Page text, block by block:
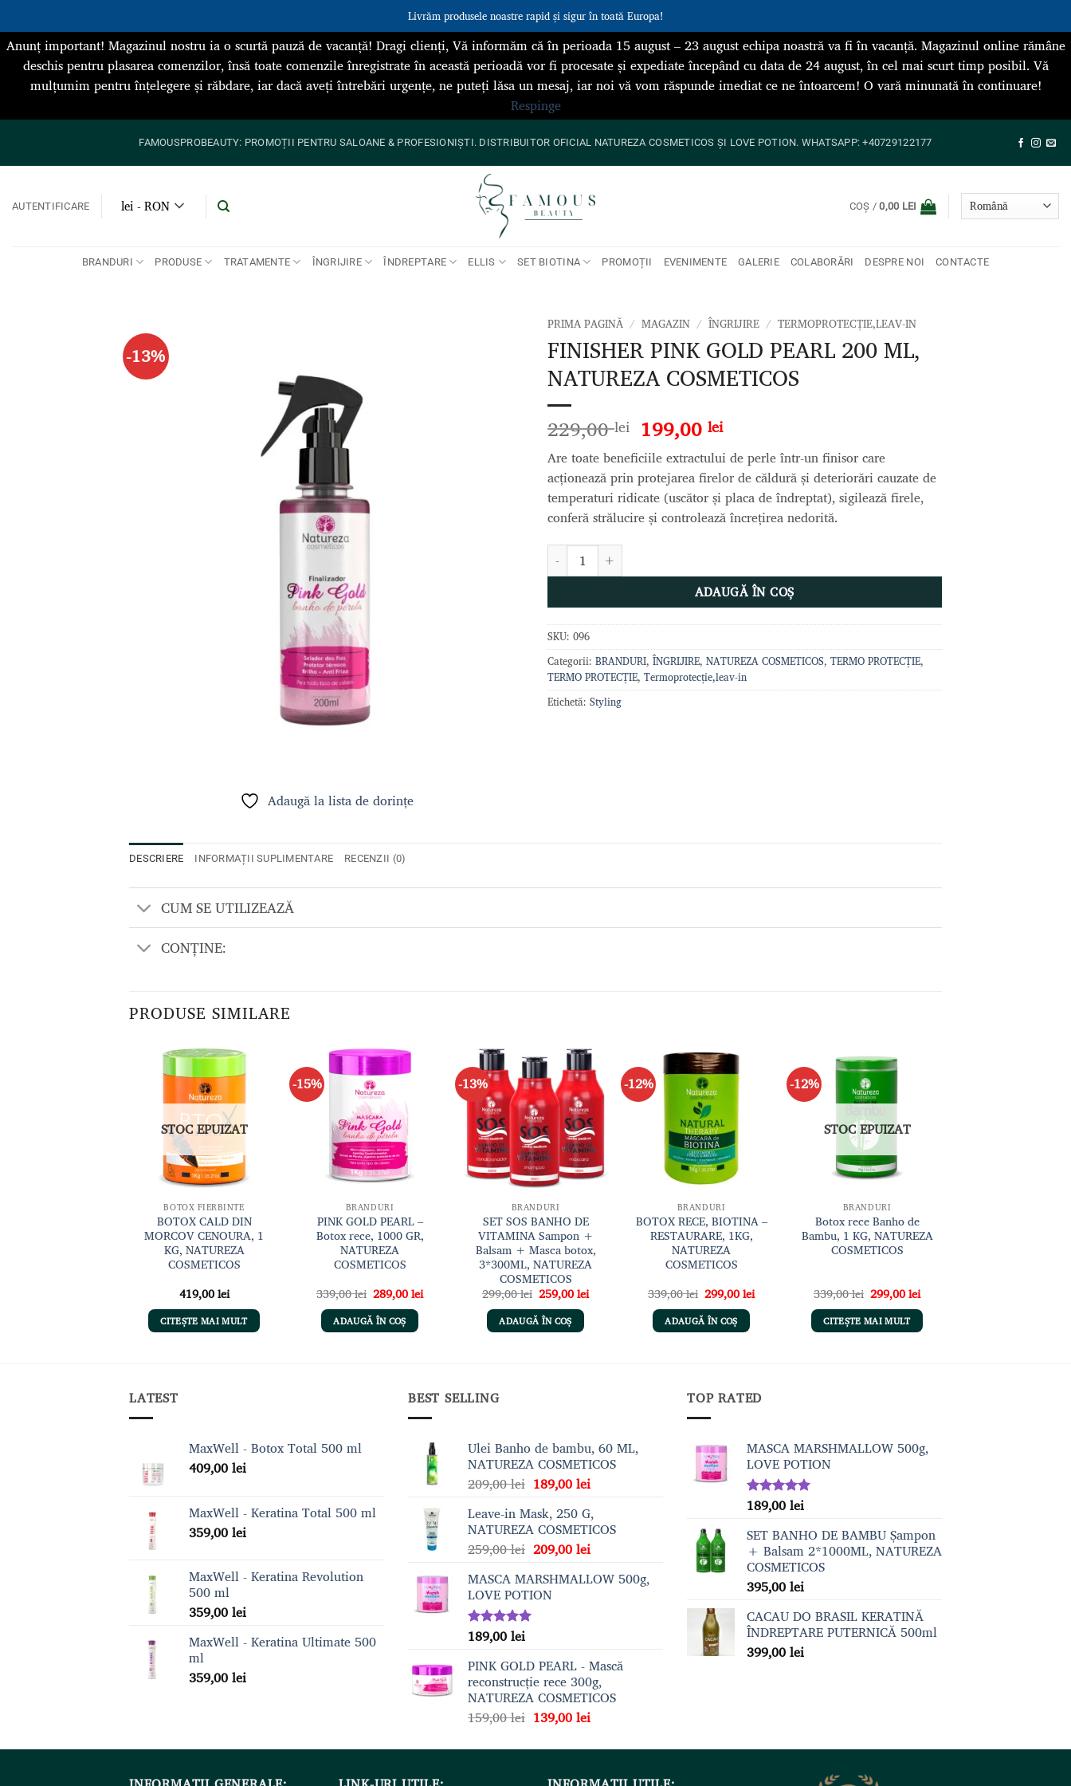
Livrăm produsele noastre rapid și sigur în toată Europa!
Anunț important! Magazinul nostru ia o scurtă pauză de vacanță! Dragi clienți, Vă informăm că în perioada 15 august – 23 august echipa noastră va fi în vacanță. Magazinul online rămâne
deschis pentru plasarea comenzilor, însă toate comenzile înregistrate în această perioadă vor fi procesate și expediate începând cu data de 24 august, în cel mai scurt timp posibil. Vă
mulțumim pentru înțelegere și răbdare, iar dacă aveți întrebări urgențe, ne puteți lăsa un mesaj, iar noi vă vom răspunde imediat ce ne întoarcem! O vară minunată în continuare!
Respinge
content
FAMOUSPROBEAUTY: PROMOȚII PENTRU SALOANE & PROFESIONIȘTI. DISTRIBUITOR OFICIAL NATUREZA COSMETICOS ȘI LOVE POTION. WHATSAPP: +40729122177
AUTENTIFICARE lei - RON COȘ /0,00 LEI
BRANDURI PRODUSE TRATAMENTE ÎNGRIJIRE ÎNDREPTARE ELLIS SET BIOTINA PROMOȚII EVENIMENTE GALERIE COLABORĂRI DESPRE NOI CONTACTE
-13%
Adaugă la lista de dorințe
PRIMA PAGINĂ / MAGAZIN / ÎNGRIJIRE / TERMOPROTECȚIE,LEAV-IN
FINISHER PINK GOLD PEARL 200 ML,
NATUREZA COSMETICOS
229,00lei Prețul
inițial
a
fost:
229,00 lei.
199,00leiPrețul
curent
este:
199,00 lei.
Are toate beneficiile extractului de perle într-un finisor care
acționează prin protejarea firelor de căldură și deteriorări cauzate de
temperaturi ridicate (uscător și placa de îndreptat), sigilează firele,
conferă strălucire și controlează încrețirea nedorită.
Cantitate FINISHER PINK GOLD PEARL 200 ML, NATUREZA COSMETICOS
ADAUGĂ ÎN COȘ
SKU: 096
Categorii: BRANDURI, ÎNGRIJIRE, NATUREZA COSMETICOS, TERMO PROTECȚIE,
TERMO PROTECȚIE, Termoprotecție,leav-in
Etichetă: Styling
DESCRIERE INFORMAȚII SUPLIMENTARE RECENZII (0)
CUM SE UTILIZEAZĂ
CONȚINE:
PRODUSE SIMILARE
STOC EPUIZAT
BOTOX FIERBINTE
BOTOX CALD DIN
MORCOV CENOURA, 1
KG, NATUREZA
COSMETICOS
419,00lei
CITEȘTE MAI MULT
-15%
dorințe
BRANDURI
PINK GOLD PEARL –
Botox rece, 1000 GR,
NATUREZA
COSMETICOS
339,00lei Prețul
inițial
a
fost:
339,00 lei.
289,00leiPrețul
curent
ADAUGĂ ÎN COȘ
-13% Adaugă
la lista
de
dorințe
BRANDURI
SET SOS BANHO DE
VITAMINA Sampon +
Balsam + Masca botox,
3*300ML, NATUREZA
COSMETICOS
299,00lei Prețul
inițial
a
fost:
299,00 lei.
259,00leiPrețul
curent
ADAUGĂ ÎN COȘ
-12% Adaugă
BRANDURI
BOTOX RECE, BIOTINA –
RESTAURARE, 1KG,
NATUREZA
COSMETICOS
339,00lei Prețul
inițial
a
fost:
339,00 lei.
299,00leiPrețul
curent
ADAUGĂ ÎN COȘ
-12%
STOC EPUIZAT
BRANDURI
Botox rece Banho de
Bambu, 1 KG, NATUREZA
COSMETICOS
339,00lei Prețul
inițial
a
fost:
339,00 lei.
299,00leiPrețul
curent
este:
299,00 lei.
CITEȘTE MAI MULT
LATEST
MaxWell - Botox Total 500 ml
409,00lei
MaxWell - Keratina Total 500 ml
359,00lei
MaxWell - Keratina Revolution
500 ml
359,00lei
MaxWell - Keratina Ultimate 500
ml
359,00lei
BEST SELLING
Ulei Banho de bambu, 60 ML,
NATUREZA COSMETICOS
209,00lei Prețul
a
fost:
209,00 lei.
189,00leiPrețul
este:
189,00 lei.
Leave-in Mask, 250 G,
NATUREZA COSMETICOS
259,00lei Prețul
a
fost:
209,00leiPrețul
este:
MASCA MARSHMALLOW 500g,
LOVE POTION
Evaluat la
5.00din 5
189,00lei
PINK GOLD PEARL - Mască
reconstrucție rece 300g,
NATUREZA COSMETICOS
159,00lei Prețul
a
139,00leiPrețul
este:
TOP RATED
MASCA MARSHMALLOW 500g,
LOVE POTION
Evaluat la
5.00din 5
189,00lei
SET BANHO DE BAMBU Șampon
+ Balsam 2*1000ML, NATUREZA
COSMETICOS
395,00lei
CACAU DO BRASIL KERATINĂ
ÎNDREPTARE PUTERNICĂ 500ml
399,00lei